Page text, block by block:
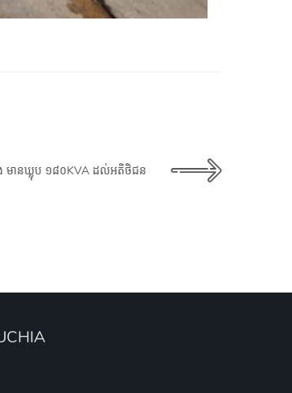
ង មានឃ្លុប ១៨០KVA ដល់អតិថិជន